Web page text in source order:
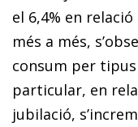
el 6,4% en
més a més,
consum per tipus
particular, en
jubilació,